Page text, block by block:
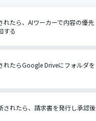
たら、AIワーカーで内容の優先
する
たらGoogle Driveにフォルダを
れたら、請求書を発行し承認後